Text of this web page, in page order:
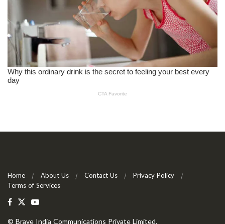
Home About Us Contact Us
Privacy Policy
Terms of Services
© Brave India Communications Private Limited.